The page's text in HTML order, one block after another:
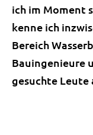
ich im Moment
kenne ich
Bereich
Bauingenieure
gesuchte